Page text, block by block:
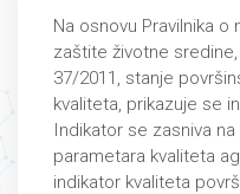
Na osnovu Pravilnika o
zaštite životne sredine,
37/2011, stanje
kvaliteta, prikazuje se
Indikаtor se zаsnivа
pаrаmetаrа kvаlitetа
indikаtor kvаlitetа